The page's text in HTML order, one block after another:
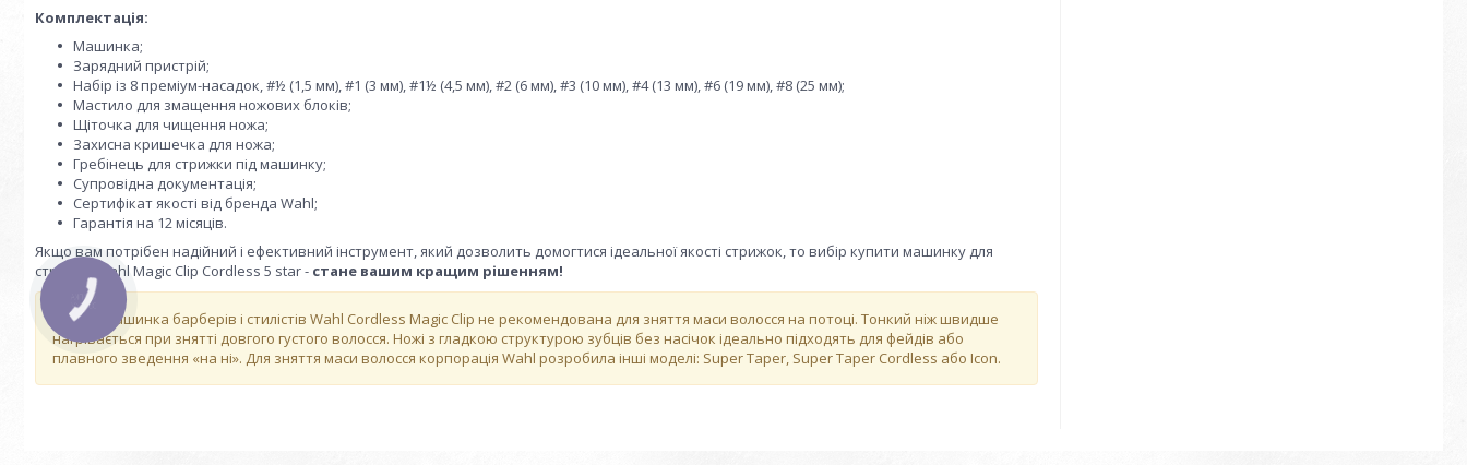
Комплектація:
Машинка;
Зарядний пристрій;
Набір із 8 преміум-насадок, #½ (1,5 мм), #1 (3 мм), #1½ (4,5 мм), #2 (6 мм), #3 (10 мм), #4 (13 мм), #6 (19 мм), #8 (25 мм);
Мастило для змащення ножових блоків;
Щіточка для чищення ножа;
Захисна кришечка для ножа;
Гребінець для стрижки під машинку;
Супровідна документація;
Сертифікат якості від бренда Wahl;
Гарантія на 12 місяців.
Якщо вам потрібен надійний і ефективний інструмент, який дозволить домогтися ідеальної якості стрижок, то вибір купити машинку для
стрижки Wahl Magic Clip Cordless 5 star - стане вашим кращим рішенням!
Увага!
Машинка барберів і стилістів Wahl Cordless Magic Clip не рекомендована для зняття маси волосся на потоці. Тонкий ніж швидше
нагрівається при знятті довгого густого волосся. Ножі з гладкою структурою зубців без насічок ідеально підходять для фейдів або
плавного зведення «на ні». Для зняття маси волосся корпорація Wahl розробила інші моделі: Super Taper, Super Taper Cordless або Icon.